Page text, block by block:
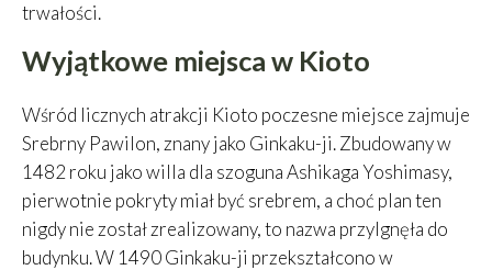
trwałości.
Wyjątkowe miejsca w Kioto
Wśród licznych atrakcji Kioto poczesne miejsce zajmuje
Srebrny Pawilon, znany jako Ginkaku-ji. Zbudowany w
1482 roku jako willa dla szoguna Ashikaga Yoshimasy,
pierwotnie pokryty miał być srebrem, a choć plan ten
nigdy nie został zrealizowany, to nazwa przylgnęła do
budynku. W 1490 Ginkaku-ji przekształcono w